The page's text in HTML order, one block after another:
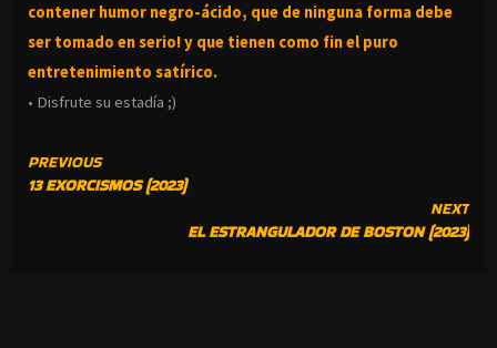
contener humor negro-ácido, que de ninguna forma debe
ser tomado en serio! y que tienen como fin el puro
entretenimiento satírico.
• Disfrute su estadía ;)
CONTINUE
READING
PREVIOUS
13 EXORCISMOS (2023)
NEXT
EL ESTRANGULADOR DE BOSTON (2023)